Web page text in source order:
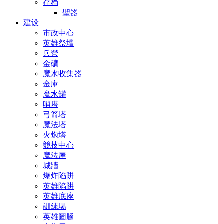
存档
聖器
建设
市政中心
英雄祭壇
兵營
金礦
魔水收集器
金庫
魔水罐
哨塔
弓箭塔
魔法塔
火炮塔
競技中心
魔法屋
城牆
爆炸陷阱
英雄陷阱
英雄底座
訓練場
英雄圖騰